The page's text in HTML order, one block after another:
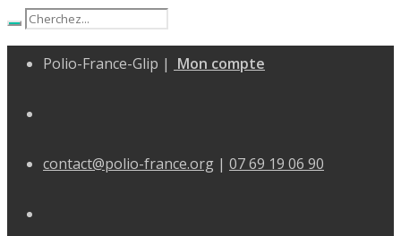
Polio-France-Glip | Mon compte
contact@polio-france.org | 07 69 19 06 90